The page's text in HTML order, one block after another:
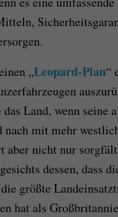
„Leopard-Plan“
Land, wenn seine
nach mit mehr
aber nicht nur
dessen, dass
größte
hat als